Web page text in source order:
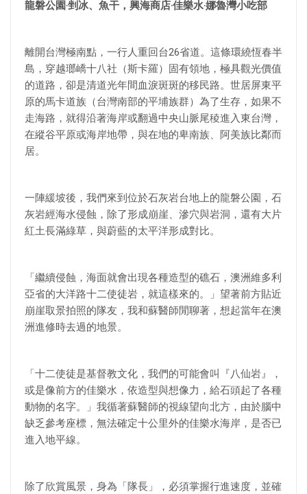
龍磐公園‧剉冰、魚干，興海商店‧佳樂水‧娜魯灣小吃部
離開台灣極南點，一行人重回台26省道。這條環繞恆春半
島，穿越瑯嶠十八社（斯卡羅）固有領地，極具觀光價值
的道路，卻是清道光年間血淚斑斑的移民路。世居屏東平
原的馬卡道族（台灣南部的平埔族群）為了生存，如果不
走海路，就得沿著海岸或翻過中央山脈尾稜進入東台灣，
在縱谷平原或海岸地帶，與在地的卑南族、阿美族比鄰而
居。
一陣緩坡後，我們來到位於石灰岩台地上的龍磐公園，石
灰岩經海水侵蝕，除了形成崩崖、滲穴與岩洞，還有大片
紅土長滿綠草，與蔚藍的太平洋形成對比。
「繼續侵蝕，海面就會出現各種造型的礁石，澳洲維多利
亞省的大洋路十二使徒岩，就這樣來的。」望著前方貼近
崩崖取景拍照的隊友，我和蘇醫師閒聊著，想起當年在澳
洲進修時去過的地景。
「十二使徒是基督教文化，我們的可能會叫『八仙岩』，
或是像前方的佳樂水，依造型與想像力，給石頭起了各種
動物的名字。」我循著蘇醫師的視線望向北方，由於腦中
缺乏參考座標，無法確定十公里外的佳樂水海岸，是否已
進入地平線。
除了欣賞風景，身為「隊長」，必須掌握行進速度，並確